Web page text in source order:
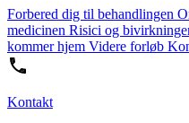
Forbered dig til behandlingen
medicinen Risici og
kommer hjem Videre forløb
Kontakt